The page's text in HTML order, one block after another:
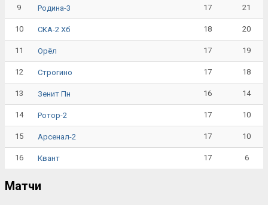
9 Родина-3 17 21
10 СКА-2 Хб 18 20
11 Орёл 17 19
12 Строгино 17 18
13 Зенит Пн 16 14
14 Ротор-2 17 10
15 Арсенал-2 17 10
16 Квант 17 6
Матчи